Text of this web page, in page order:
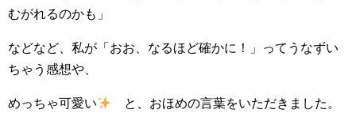
むがれるのかも」
などなど、私が「おお、なるほど確かに！」ってうなずい
ちゃう感想や、
めっちゃ可愛い と、おほめの言葉をいただきました。